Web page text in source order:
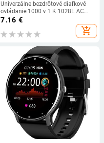
Univerzálne bezdrôtové diaľkové
ovládanie 1000 v 1 K 1028E AC
Digitálny LCD displej Spotreba
klimatizácie pre klimatizáciu
7.16 €
add_shopping_cart